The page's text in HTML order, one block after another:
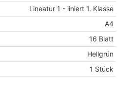
Lineatur 1 - liniert 1. Klasse
A4
16 Blatt
Hellgrün
1 Stück